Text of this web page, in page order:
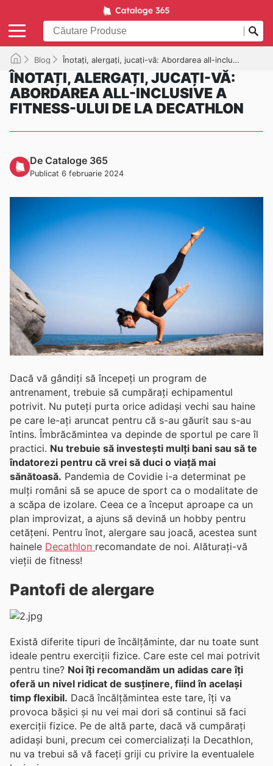
Blog Înotați, alergați, jucați-vă: Abordarea all-inclusive a fitness-ului de la Decathlon
ÎNOTAȚI, ALERGAȚI, JUCAȚI-VĂ:
ABORDAREA ALL-INCLUSIVE A
FITNESS-ULUI DE LA DECATHLON
De Cataloge 365
Publicat 6 februarie 2024
Dacă vă gândiți să începeți un program de
antrenament, trebuie să cumpărați echipamentul
potrivit. Nu puteți purta orice adidași vechi sau haine
pe care le-ați aruncat pentru că s-au găurit sau s-au
întins. Îmbrăcămintea va depinde de sportul pe care îl
practici. Nu trebuie să investești mulți bani sau să te
îndatorezi pentru că vrei să duci o viață mai
sănătoasă.
mulți români să se apuce de sport ca o modalitate de
a scăpa de izolare. Ceea ce a început aproape ca un
plan improvizat, a ajuns să devină un hobby pentru
cetățeni. Pentru înot, alergare sau joacă, acestea sunt
hainele Decathlon recomandate de noi. Alăturați-vă
vieții de fitness!
Pantofi de alergare
Există diferite tipuri de încălțăminte, dar nu toate sunt
ideale pentru exerciții fizice. Care este cel mai potrivit
pentru tine? Noi îți recomandăm un adidas care îți
oferă un nivel ridicat de susținere, fiind în același
timp flexibil.
provoca bășici și nu vei mai dori să continui să faci
exerciții fizice. Pe de altă parte, dacă vă cumpărați
adidași buni, precum cei comercializați la Decathlon,
nu va trebui să vă faceți griji cu privire la eventualele